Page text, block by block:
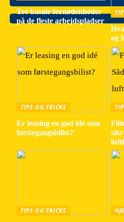
Tre basale fornødenheder
på de fleste arbejdspladser
og
TIPS OG TRICKS
Er leasing en god idé som
førstegangsbilist?
TIPS OG TRICKS